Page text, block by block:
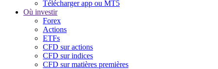
Télécharger app ou MT5
Où investir
Forex
Actions
ETFs
CFD sur actions
CFD sur indices
CFD sur matières premières